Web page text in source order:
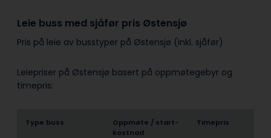
Leie buss med sjåfør pris Østensjø
Pris på leie av busstyper på Østensjø (inkl. sjåfør)
Leiepriser på Østensjø basert på oppmøtegebyr og
timepris:
Type buss
Oppmøte / start­
kostnad
Timepris